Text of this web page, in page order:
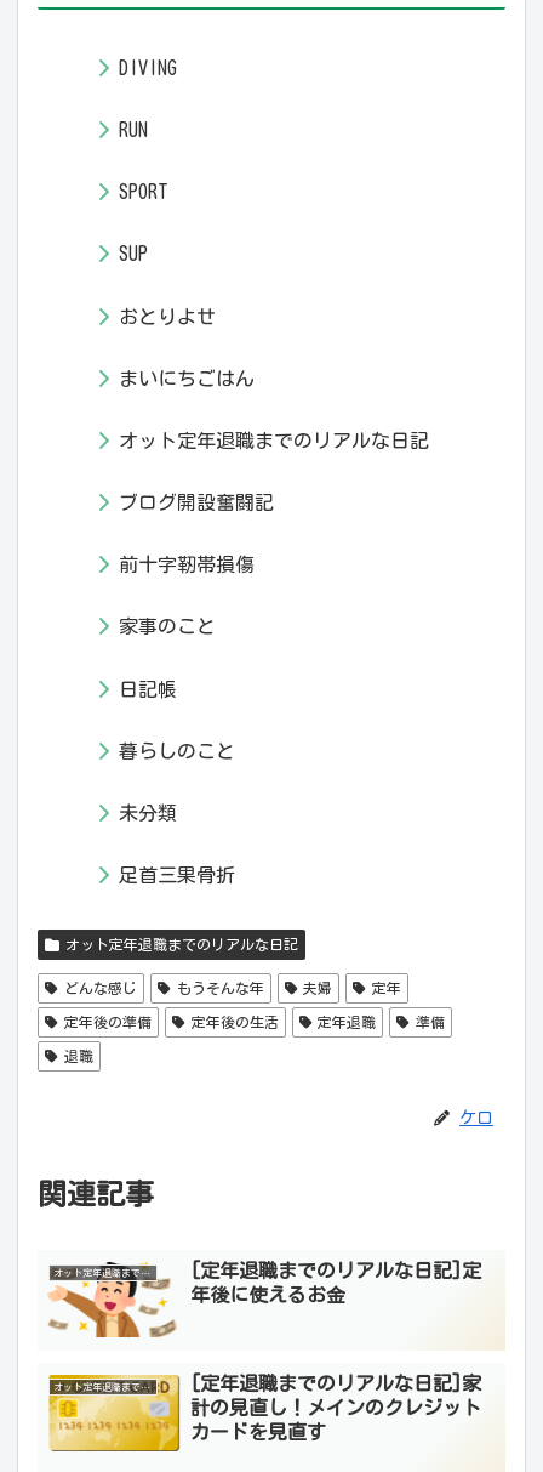
DIVING
RUN
SPORT
SUP
おとりよせ
まいにちごはん
オット定年退職までのリアルな日記
ブログ開設奮闘記
前十字靭帯損傷
家事のこと
日記帳
暮らしのこと
未分類
足首三果骨折
オット定年退職までのリアルな日記
どんな感じ もうそんな年 夫婦 定年
定年後の準備 定年後の生活 定年退職 準備
退職
ケロ
関連記事
オット定年退職までのリアルな日記
[定年退職までのリアルな日記]定
年後に使えるお金
オット定年退職までのリアルな日記
[定年退職までのリアルな日記]家
計の見直し！メインのクレジット
カードを見直す